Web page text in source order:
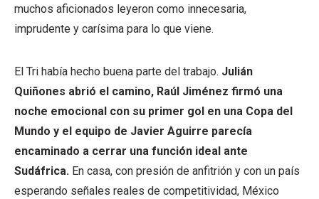
muchos aficionados leyeron como innecesaria,
imprudente y carísima para lo que viene.
El Tri había hecho buena parte del trabajo. Julián
Quiñones abrió el camino, Raúl Jiménez firmó una
noche emocional con su primer gol en una Copa del
Mundo y el equipo de Javier Aguirre parecía
encaminado a cerrar una función ideal ante
Sudáfrica. En casa, con presión de anfitrión y con un país
esperando señales reales de competitividad, México